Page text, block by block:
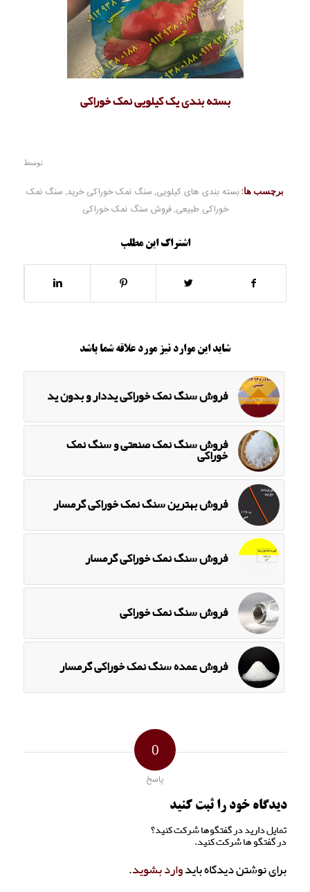
بسته بندی یک کیلویی نمک خوراکی
توسط
برچسب ها:بسته بندی های کیلویی, سنگ نمک خوراکی خرید, سنگ نمک
خوراکی طبیعی,فروش سنگ نمک خوراکی
اشتراک این مطلب
شاید این موارد نیز مورد علاقه شما باشد
فروش سنگ نمک خوراکی یددار و بدون ید
فروش سنگ نمک صنعتی و سنگ نمک
خوراکی
فروش بهترین سنگ نمک خوراکی گرمسار
فروش سنگ نمک خوراکی گرمسار
فروش سنگ نمک خوراکی
فروش عمده سنگ نمک خوراکی گرمسار
0
پاسخ
دیدگاه خود را ثبت کنید
تمایل دارید در گفتگوها شرکت کنید؟
در گفتگو ها شرکت کنید.
برای نوشتن دیدگاه بایدوارد بشوید.